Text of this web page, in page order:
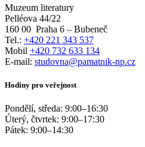
Muzeum literatury
Pelléova 44/22
160 00 Praha 6 – Bubeneč
Tel.: +420 221 343 537
Mobil +420 732 633 134
E-mail: studovna@pamatnik-np.cz
Hodiny pro veřejnost
Pondělí, středa: 9:00–16:30
Úterý, čtvrtek: 9:00–17:30
Pátek: 9:00–14:30